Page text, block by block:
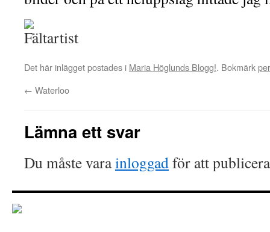
Det här inlägget postades i Maria Höglunds Blogg!. Bokmärk
← Waterloo
Lämna ett svar
Du måste varainloggadför att